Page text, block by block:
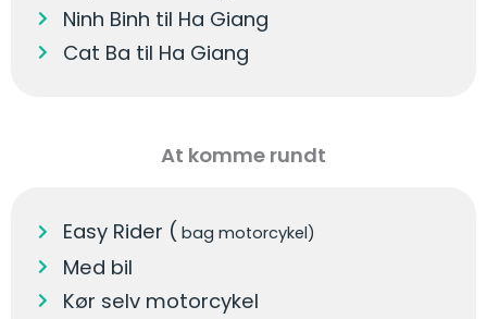
Ninh Binh til Ha Giang
Cat Ba til Ha Giang
At komme rundt
Easy Rider ( bag motorcykel)
Med bil
Kør selv motorcykel